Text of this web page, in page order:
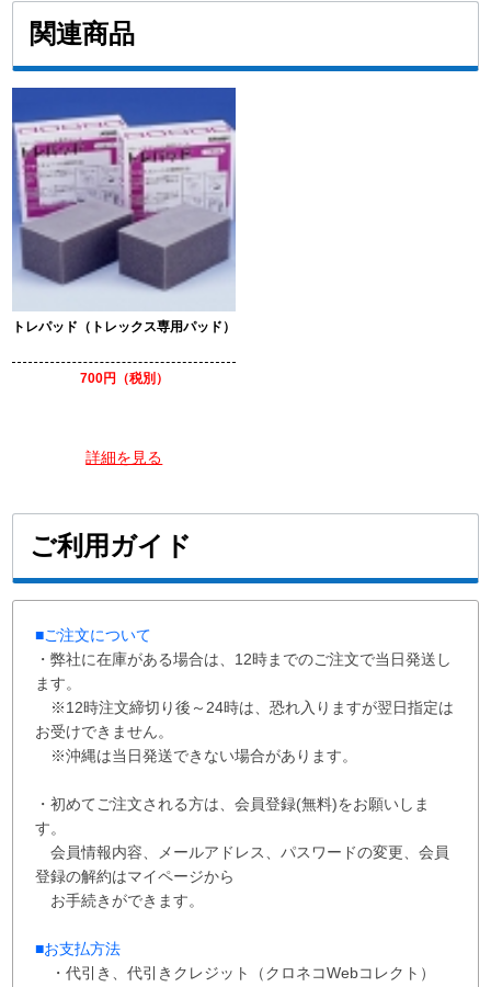
関連商品
トレパッド（トレックス専用パッド）
700円（税別）
詳細を見る
ご利用ガイド
■ご注文について
・弊社に在庫がある場合は、12時までのご注文で当日発送し
ます。
※12時注文締切り後～24時は、恐れ入りますが翌日指定は
お受けできません。
※沖縄は当日発送できない場合があります。
・初めてご注文される方は、会員登録(無料)をお願いしま
す。
会員情報内容、メールアドレス、パスワードの変更、会員
登録の解約はマイページから
お手続きができます。
■お支払方法
・代引き、代引きクレジット（クロネコWebコレクト）